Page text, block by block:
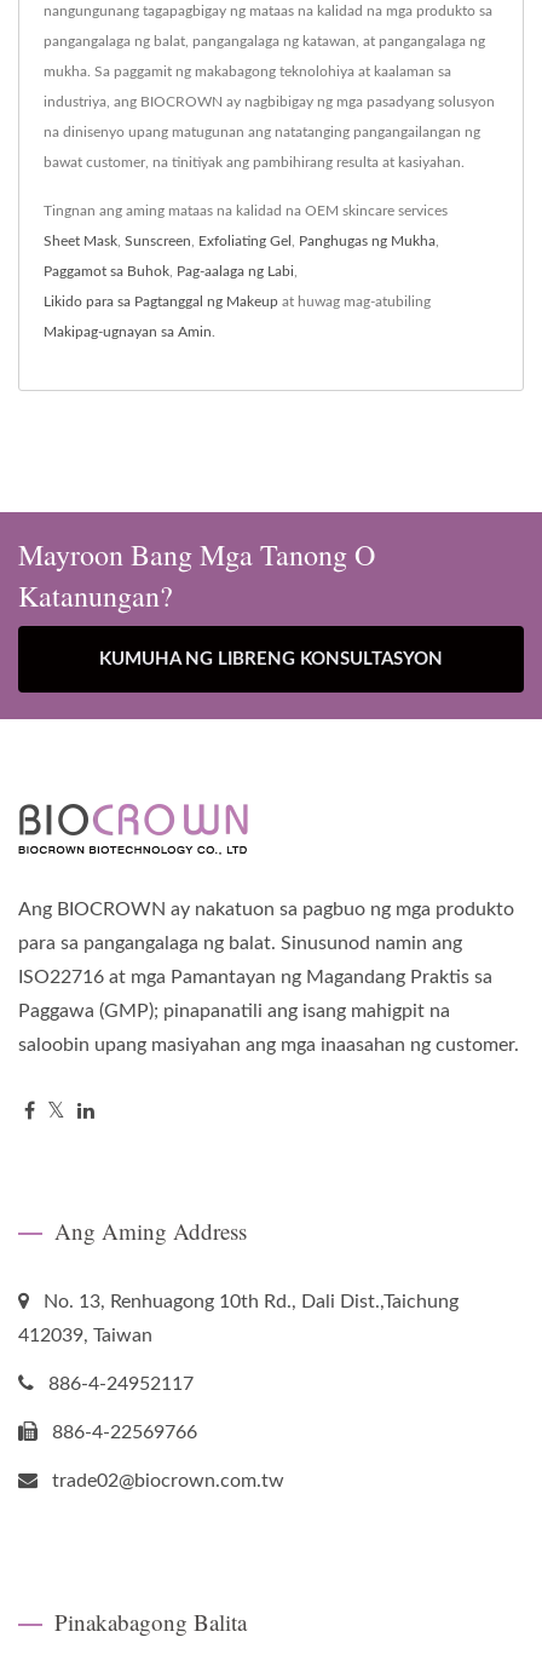
nangungunang tagapagbigay ng mataas na kalidad na mga produkto sa
pangangalaga ng balat, pangangalaga ng katawan, at pangangalaga ng
mukha. Sa paggamit ng makabagong teknolohiya at kaalaman sa
industriya, ang BIOCROWN ay nagbibigay ng mga pasadyang solusyon
na dinisenyo upang matugunan ang natatanging pangangailangan ng
bawat customer, na tinitiyak ang pambihirang resulta at kasiyahan.
Tingnan ang aming mataas na kalidad na OEM skincare services
Sheet Mask, Sunscreen, Exfoliating Gel , Panghugas ng Mukha,
Paggamot sa Buhok, Pag-aalaga ng Labi,
Likido para sa Pagtanggal ng Makeup at huwag mag-atubiling
Makipag-ugnayan sa Amin.
Mayroon Bang Mga Tanong O
Katanungan?
KUMUHA NG LIBRENG KONSULTASYON
Ang BIOCROWN ay nakatuon sa pagbuo ng mga produkto
para sa pangangalaga ng balat. Sinusunod namin ang
ISO22716 at mga Pamantayan ng Magandang Praktis sa
Paggawa (GMP); pinapanatili ang isang mahigpit na
saloobin upang masiyahan ang mga inaasahan ng customer.
Ang Aming Address
No. 13, Renhuagong 10th Rd., Dali Dist.,Taichung
412039, Taiwan
886-4-24952117
886-4-22569766
trade02@biocrown.com.tw
Pinakabagong Balita